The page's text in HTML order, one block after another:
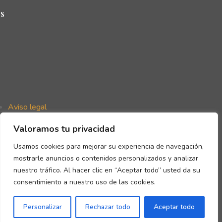
Valoramos tu privacidad
Usamos cookies para mejorar su experiencia de navegación,
mostrarle anuncios o contenidos personalizados y analizar
nuestro tráfico. Al hacer clic en “Aceptar todo” usted da su
consentimiento a nuestro uso de las cookies.
Personalizar Rechazar todo Aceptar todo
Aviso legal
Política de cookies
Declaración de accesibilidad
Copyright © Gómez de la Flor 2026